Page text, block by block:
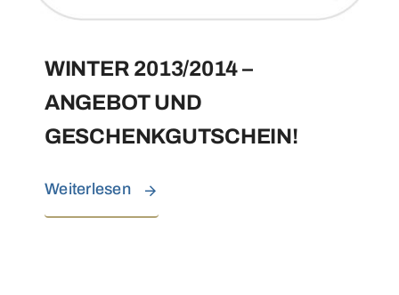
WINTER 2013/2014 –
ANGEBOT UND
GESCHENKGUTSCHEIN!
Weiterlesen